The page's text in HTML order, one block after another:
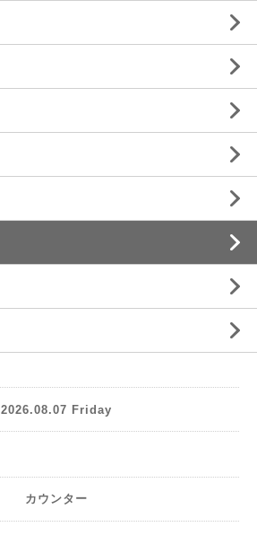
2026.08.07 Friday
カウンター